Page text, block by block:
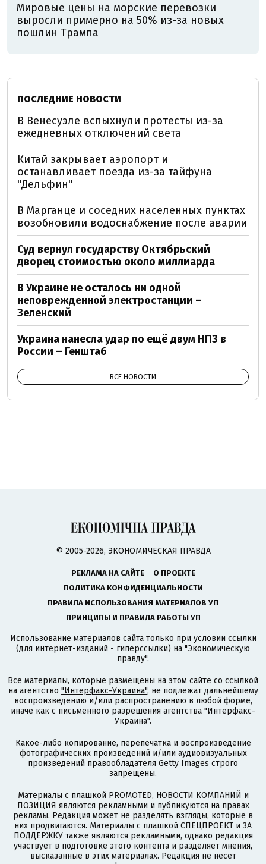
Мировые цены на морские перевозки
выросли примерно на 50% из-за новых
пошлин Трампа
ПОСЛЕДНИЕ НОВОСТИ
В Венесуэле вспыхнули протесты из-за
ежедневных отключений света
Китай закрывает аэропорт и
останавливает поезда из-за тайфуна
"Дельфин"
В Марганце и соседних населенных пунктах
возобновили водоснабжение после аварии
Суд вернул государству Октябрьский
дворец стоимостью около миллиарда
В Украине не осталось ни одной
неповрежденной электростанции –
Зеленский
Украина нанесла удар по ещё двум НПЗ в
России – Генштаб
ВСЕ НОВОСТИ
© 2005-2026, ЭКОНОМИЧЕСКАЯ ПРАВДА
РЕКЛАМА НА САЙТЕ
О ПРОЕКТЕ
ПОЛИТИКА КОНФИДЕНЦИАЛЬНОСТИ
ПРАВИЛА ИСПОЛЬЗОВАНИЯ МАТЕРИАЛОВ УП
ПРИНЦИПЫ И ПРАВИЛА РАБОТЫ УП
Использование материалов сайта только при условии ссылки
(для интернет-изданий - гиперссылки) на "Экономическую
правду".
Все материалы, которые размещены на этом сайте со ссылкой
на агентство "Интерфакс-Украина", не подлежат дальнейшему
воспроизведению и/или распространению в любой форме,
иначе как с письменного разрешения агентства "Интерфакс-
Украина".
Какое-либо копирование, перепечатка и воспроизведение
фотографических произведений и/или аудиовизуальных
произведений правообладателя Getty Images строго
запрещены.
Материалы с плашкой PROMOTED, НОВОСТИ КОМПАНИЙ и
ПОЗИЦИЯ являются рекламными и публикуются на правах
рекламы. Редакция может не разделять взгляды, которые в
них продвигаются. Материалы с плашкой СПЕЦПРОЕКТ и ЗА
ПОДДЕРЖКУ также являются рекламными, однако редакция
участвует в подготовке этого контента и разделяет мнения,
высказанные в этих материалах. Редакция не несет